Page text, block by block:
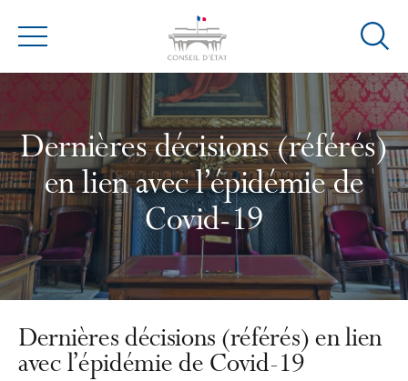
Menu
Ouvrir
de
Dernières décisions (référés)
en lien avec l’épidémie de
Covid-19
Dernières décisions (référés) en lien
avec l’épidémie de Covid-19